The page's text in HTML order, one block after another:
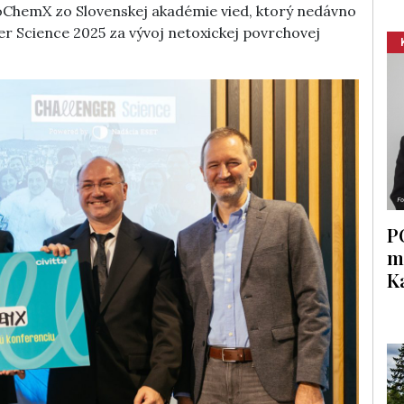
zo Slovenskej akadémie vied, ktorý nedávno
Science 2025 za vývoj netoxickej povrchovej